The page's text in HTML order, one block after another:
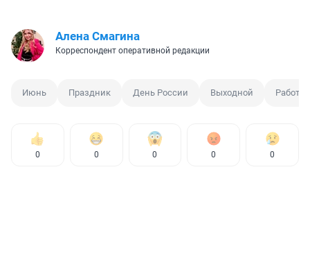
Алена Смагина
Корреспондент оперативной редакции
Июнь Праздник День России Выходной Работа
0 0 0 0 0